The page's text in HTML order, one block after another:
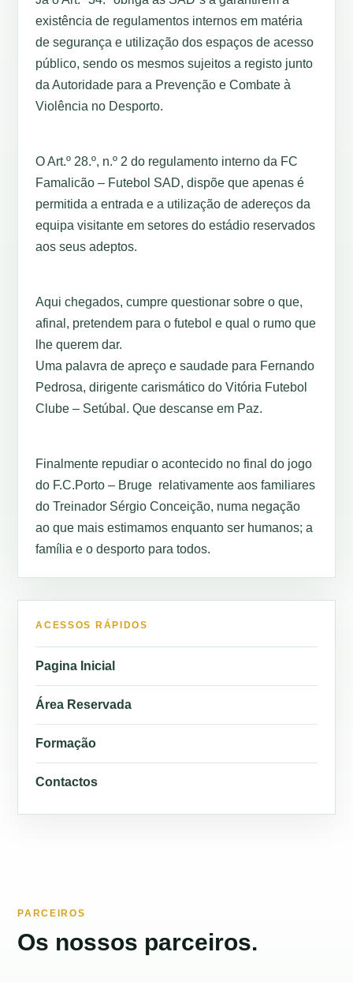
existência de regulamentos internos em matéria
de segurança e utilização dos espaços de acesso
público, sendo os mesmos sujeitos a registo junto
da Autoridade para a Prevenção e Combate à
Violência no Desporto.
O Art.º 28.º, n.º 2 do regulamento interno da FC
Famalicão – Futebol SAD, dispõe que apenas é
permitida a entrada e a utilização de adereços da
equipa visitante em setores do estádio reservados
aos seus adeptos.
Aqui chegados, cumpre questionar sobre o que,
afinal, pretendem para o futebol e qual o rumo que
lhe querem dar.
Uma palavra de apreço e saudade para Fernando
Pedrosa, dirigente carismático do Vitória Futebol
Clube – Setúbal. Que descanse em Paz.
Finalmente repudiar o acontecido no final do jogo
do F.C.Porto – Bruge relativamente aos familiares
do Treinador Sérgio Conceição, numa negação
ao que mais estimamos enquanto ser humanos; a
família e o desporto para todos.
ACESSOS RÁPIDOS
Pagina Inicial
Área Reservada
Formação
Contactos
PARCEIROS
Os nossos parceiros.